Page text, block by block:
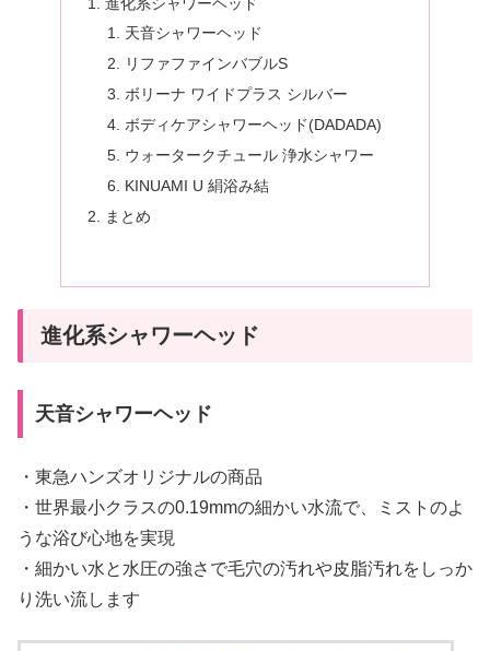
天音シャワーヘッド
リファファインバブルS
ボリーナ ワイドプラス シルバー
ボディケアシャワーヘッド(DADADA)
ウォータークチュール 浄水シャワー
KINUAMI U 絹浴み結
まとめ
進化系シャワーヘッド
天音シャワーヘッド
・東急ハンズオリジナルの商品
・世界最小クラスの0.19mmの細かい水流で、ミストのよ
うな浴び心地を実現
・細かい水と水圧の強さで毛穴の汚れや皮脂汚れをしっか
り洗い流します